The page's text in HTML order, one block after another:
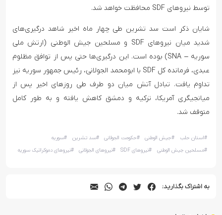
توسط نیروهای SDF محافظت خواهد شد.
شایان ذکر است سد تشرین طی چهار ماه اخیر شاهد درگیری‌های
شدید میان نیروهای SDF و مسلحین جیش الوطنی (ارتش ملی
سوریه – SNA) بوده است. این درگیری‌ها حتی پس از توافق مظلوم
عبدی، فرمانده کل SDF با ابومحمد الجولانی، رئیس جمهور سوریه نیز
تداوم یافت. تبادل آتش میان دو طرف طی روزهای اخیر پس از
میانجیگری آمریکا، ترکیه و دمشق کاهش یافته و به طور کامل
متوقف شد.
#استان حلب #جیش الوطنی #حکومت الجولانی #سد تشرین #سوریه
#مسلحین جیش الوطنی #نیروهای SDF #نیروهای الجولانی #نیروهای دموکراتیک سوریه
به اشتراک بگذارید: